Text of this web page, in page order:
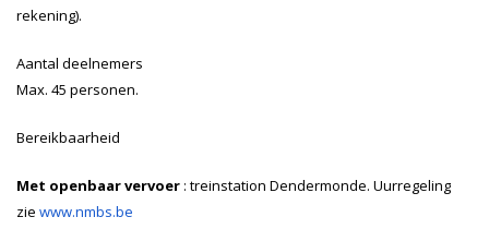
rekening).
Aantal deelnemers
Max. 45 personen.
Bereikbaarheid
Met openbaar vervoer : treinstation Dendermonde. Uurregeling
zie www.nmbs.be